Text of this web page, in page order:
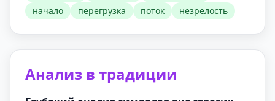
начало
перегрузка поток незрелость
Анализ в традиции